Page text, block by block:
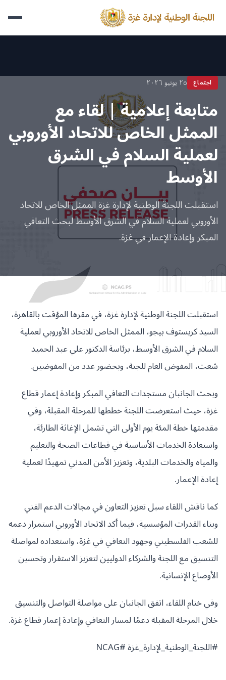
اجتماع ٢٥ يونيو ٢٠٢٦
متابعة إعلامية | لقاء مع
الممثل الخاص للاتحاد الأوروبي
لعملية السلام في الشرق
الأوسط
استقبلت اللجنة الوطنية لإدارة غزة الممثل الخاص للاتحاد
الأوروبي لعملية السلام في الشرق الأوسط لبحث التعافي
المبكر وإعادة الإعمار في غزة.
استقبلت اللجنة الوطنية لإدارة غزة، في مقرها المؤقت بالقاهرة،
السيد كريستوف بيجو، الممثل الخاص للاتحاد الأوروبي لعملية
السلام في الشرق الأوسط، برئاسة الدكتور علي عبد الحميد
شعث، المفوض العام للجنة، وبحضور عدد من المفوضين.
وبحث الجانبان مستجدات التعافي المبكر وإعادة إعمار قطاع
غزة، حيث استعرضت اللجنة خططها للمرحلة المقبلة، وفي
مقدمتها خطة المئة يوم الأولى التي تشمل الإغاثة الطارئة،
واستعادة الخدمات الأساسية في قطاعات الصحة والتعليم
والمياه والخدمات البلدية، وتعزيز الأمن المدني تمهيدًا لعملية
إعادة الإعمار.
كما ناقش اللقاء سبل تعزيز التعاون في مجالات الدعم الفني
وبناء القدرات المؤسسية، فيما أكد الاتحاد الأوروبي استمرار دعمه
للشعب الفلسطيني وجهود التعافي في غزة، واستعداده لمواصلة
التنسيق مع اللجنة والشركاء الدوليين لتعزيز الاستقرار وتحسين
الأوضاع الإنسانية.
وفي ختام اللقاء، اتفق الجانبان على مواصلة التواصل والتنسيق
خلال المرحلة المقبلة دعمًا لمسار التعافي وإعادة إعمار قطاع غزة.
#اللجنة_الوطنية_لإدارة_غزة #NCAG